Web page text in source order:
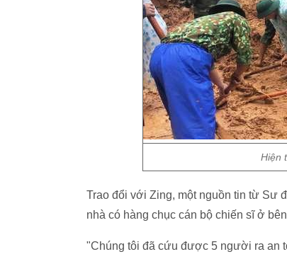
Hiện
Trao đổi với Zing, một nguồn tin từ Sư
nhà có hàng chục cán bộ chiến sĩ ở
"Chúng tôi đã cứu được 5 người ra an